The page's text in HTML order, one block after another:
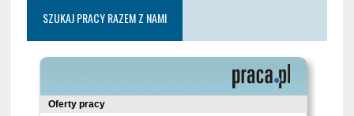
SZUKAJ PRACY RAZEM Z NAMI